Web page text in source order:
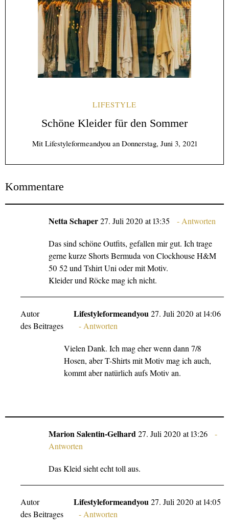
LIFESTYLE
Schöne Kleider für den Sommer
Mit Lifestyleformeandyou an Donnerstag, Juni 3, 2021
Kommentare
Netta Schaper27. Juli 2020 at 13:35 Antworten
Das sind schöne Outfits, gefallen mir gut. Ich trage
gerne kurze Shorts Bermuda von Clockhouse H&M
50 52 und Tshirt Uni oder mit Motiv.
Kleider und Röcke mag ich nicht.
Autor
des Beitrages
Lifestyleformeandyou27. Juli 2020 at 14:06
Antworten
Vielen Dank. Ich mag eher wenn dann 7/8
Hosen, aber T-Shirts mit Motiv mag ich auch,
kommt aber natürlich aufs Motiv an.
Marion Salentin-Gelhard27. Juli 2020 at 13:26
Antworten
Das Kleid sieht echt toll aus.
Autor
des Beitrages
Lifestyleformeandyou27. Juli 2020 at 14:05
Antworten